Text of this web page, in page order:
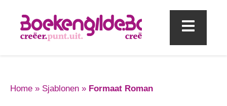
Home » Sjablonen » Formaat Roman